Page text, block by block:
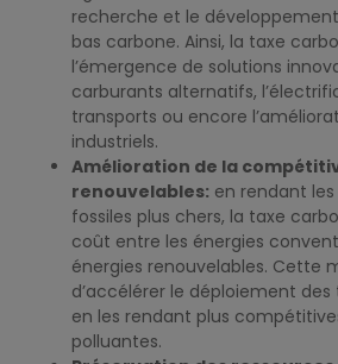
recherche et le
bas carbone. Ainsi, la taxe
l’émergence de solutions
carburants alternatifs,
transports ou encore
industriels.
Amélioration de la
renouvelables: en rendant
fossiles plus chers, la taxe
coût entre les énergies
énergies renouvelables. Cette
d’accélérer le déploiement
en les rendant plus
polluantes.